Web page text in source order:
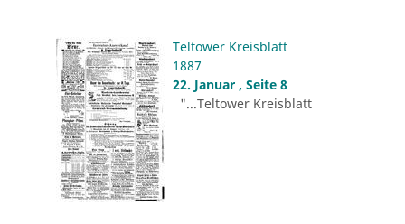
Teltower Kreisblatt
1887
22. Januar , Seite 8
"...Teltower Kreisblatt